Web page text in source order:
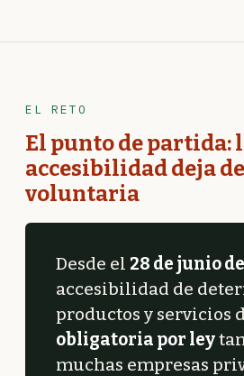
EL RETO
El punto de partida:
accesibilidad deja
voluntaria
Desde el 28 de junio
accesibilidad de
productos y servicios
obligatoria por ley
muchas empresas